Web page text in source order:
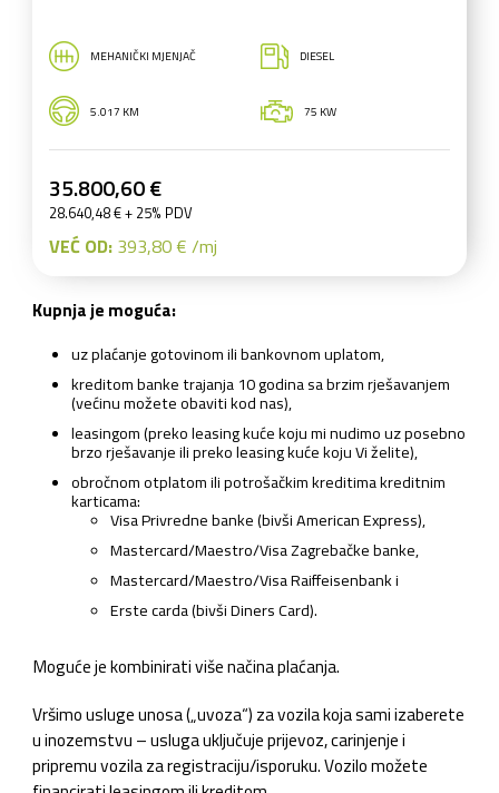
MEHANIČKI MJENJAČ DIESEL
5.017 KM 75 KW
35.800,60 €
28.640,48 € + 25% PDV
VEĆ OD: 393,80 € /mj
Kupnja je moguća:
uz plaćanje gotovinom ili bankovnom uplatom,
kreditom banke trajanja 10 godina sa brzim rješavanjem
(većinu možete obaviti kod nas),
leasingom (preko leasing kuće koju mi nudimo uz posebno
brzo rješavanje ili preko leasing kuće koju Vi želite),
obročnom otplatom ili potrošačkim kreditima kreditnim
karticama:
Visa Privredne banke (bivši American Express),
Mastercard/Maestro/Visa Zagrebačke banke,
Mastercard/Maestro/Visa Raiffeisenbank i
Erste carda (bivši Diners Card).
Moguće je kombinirati više načina plaćanja.
Vršimo usluge unosa („uvoza“) za vozila koja sami izaberete
u inozemstvu – usluga uključuje prijevoz, carinjenje i
pripremu vozila za registraciju/isporuku. Vozilo možete